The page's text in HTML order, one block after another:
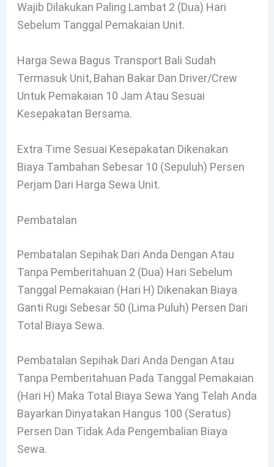
Wajib Dilakukan Paling Lambat 2 (dua) Hari
Sebelum Tanggal Pemakaian Unit.
Harga Sewa Bagus Transport Bali Sudah
Termasuk Unit, Bahan Bakar Dan Driver/Crew
Untuk Pemakaian 10 Jam Atau Sesuai
Kesepakatan Bersama.
Extra Time Sesuai Kesepakatan Dikenakan
Biaya Tambahan Sebesar 10 (sepuluh) Persen
Perjam Dari Harga Sewa Unit.
Pembatalan
Pembatalan Sepihak Dari Anda Dengan Atau
Tanpa Pemberitahuan 2 (dua) Hari Sebelum
Tanggal Pemakaian (hari H) Dikenakan Biaya
Ganti Rugi Sebesar 50 (lima Puluh) Persen Dari
Total Biaya Sewa.
Pembatalan Sepihak Dari Anda Dengan Atau
Tanpa Pemberitahuan Pada Tanggal Pemakaian
(hari H) Maka Total Biaya Sewa Yang Telah Anda
Bayarkan Dinyatakan Hangus 100 (seratus)
Persen Dan Tidak Ada Pengembalian Biaya
Sewa.